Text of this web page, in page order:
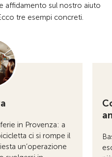
affidamento sul nostro aiuto
tre esempi concreti.
in Provenza: a
ci si rompe il
un’operazione